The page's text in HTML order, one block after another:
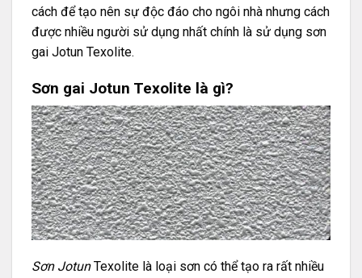
cách để tạo nên sự độc đáo cho ngôi nhà nhưng cách
được nhiều người sử dụng nhất chính là sử dụng sơn
gai Jotun Texolite.
Sơn gai Jotun Texolite là gì?
Sơn JotunTexolite là loại sơn có thể tạo ra rất nhiều